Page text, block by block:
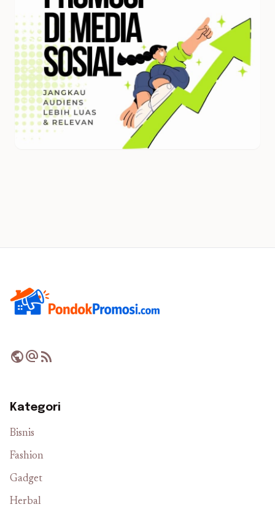
publicalternate_emailrss_feed
Kategori
Bisnis
Fashion
Gadget
Herbal